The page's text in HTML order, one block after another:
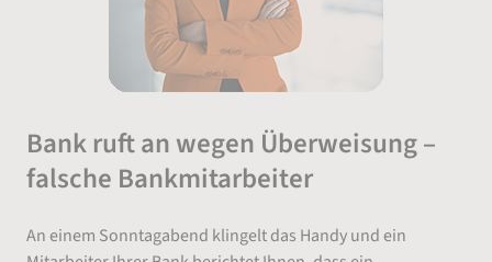
Bank ruft an wegen Überweisung –
falsche Bankmitarbeiter
An einem Sonntagabend klingelt das Handy und ein